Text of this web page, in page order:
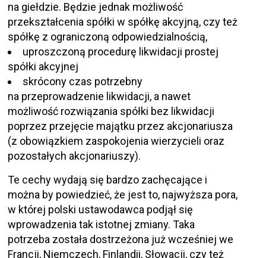
na giełdzie. Będzie jednak możliwość
przekształcenia spółki w spółkę akcyjną, czy też
spółkę z ograniczoną odpowiedzialnością,
uproszczoną procedurę likwidacji prostej
spółki akcyjnej
skrócony czas potrzebny
na przeprowadzenie likwidacji, a nawet
możliwość rozwiązania spółki bez likwidacji
poprzez przejęcie majątku przez akcjonariusza
(z obowiązkiem zaspokojenia wierzycieli oraz
pozostałych akcjonariuszy).
Te cechy wydają się bardzo zachęcające i
można by powiedzieć, że jest to, najwyższa pora,
w której polski ustawodawca podjął się
wprowadzenia tak istotnej zmiany. Taka
potrzeba została dostrzeżona już wcześniej we
Francji, Niemczech, Finlandii, Słowacji, czy też